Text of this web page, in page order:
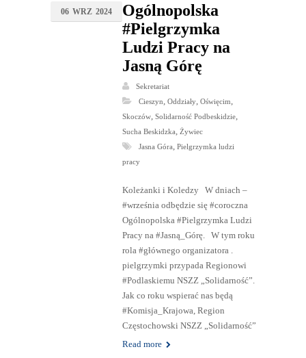
06 WRZ 2024
Ogólnopolska
#Pielgrzymka
Ludzi Pracy na
Jasną Górę
Sekretariat
Cieszyn Oddziały, Oświęcim
Skoczów, Solidarność Podbeskidzie,
Sucha Beskidzka
Żywiec
Jasna Góra Pielgrzymka ludzi
pracy
Koleżanki i Koledzy W dniach –
#września odbędzie się #coroczna
Ogólnopolska #Pielgrzymka Ludzi
Pracy na #Jasną_Górę. W tym roku
rola #głównego organizatora .
pielgrzymki przypada Regionowi
#Podlaskiemu NSZZ „Solidarność”.
Jak co roku wspierać nas będą
#Komisja_Krajowa, Region
Częstochowski NSZZ „Solidarność”
Read more